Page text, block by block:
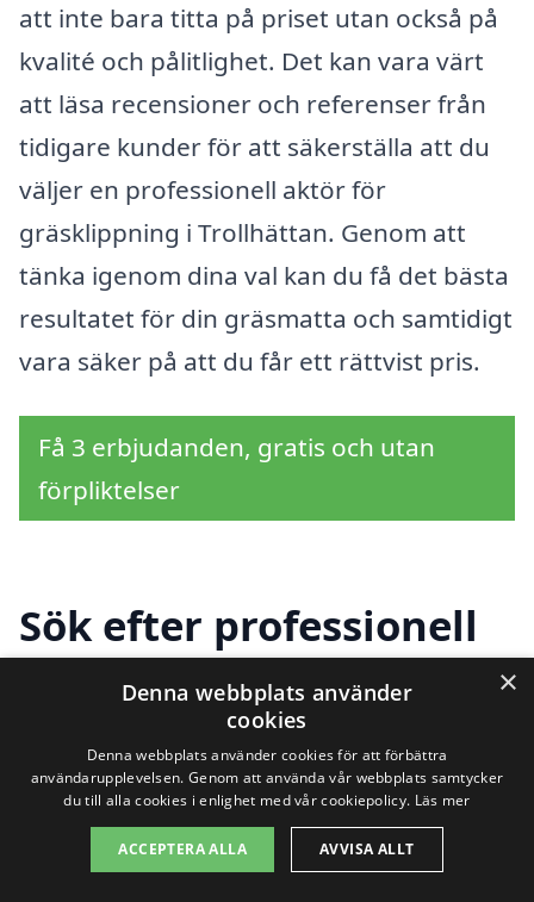
att inte bara titta på priset utan också på
kvalité och pålitlighet. Det kan vara värt
att läsa recensioner och referenser från
tidigare kunder för att säkerställa att du
väljer en professionell aktör för
gräsklippning i Trollhättan. Genom att
tänka igenom dina val kan du få det bästa
resultatet för din gräsmatta och samtidigt
vara säker på att du får ett rättvist pris.
Få 3 erbjudanden, gratis och utan
förpliktelser
Sök efter professionell
gräsklippning i andra
städer nära Trollhättan
Att hitta en pålitlig och professionell tjänst
gräsklippning i Trollhättanbehöver
×
Denna webbplats använder
cookies
Denna webbplats använder cookies för att förbättra
användarupplevelsen. Genom att använda vår webbplats samtycker
du till alla cookies i enlighet med vår cookiepolicy. Läs mer
ACCEPTERA ALLA AVVISA ALLT